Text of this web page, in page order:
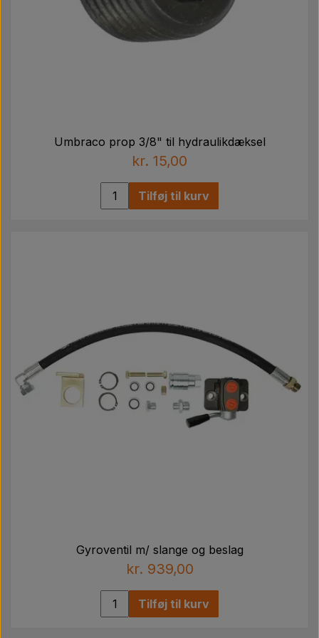
Umbraco prop 3/8" til hydraulikdæksel
kr. 15,00
Tilføj til kurv
Gyroventil m/ slange og beslag
kr. 939,00
Tilføj til kurv